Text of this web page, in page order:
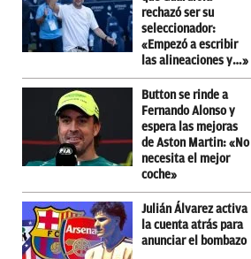
rechazó ser su
seleccionador:
«Empezó a escribir
las alineaciones y…»
Button se rinde a
Fernando Alonso y
espera las mejoras
de Aston Martin: «No
necesita el mejor
coche»
Julián Álvarez activa
la cuenta atrás para
anunciar el bombazo